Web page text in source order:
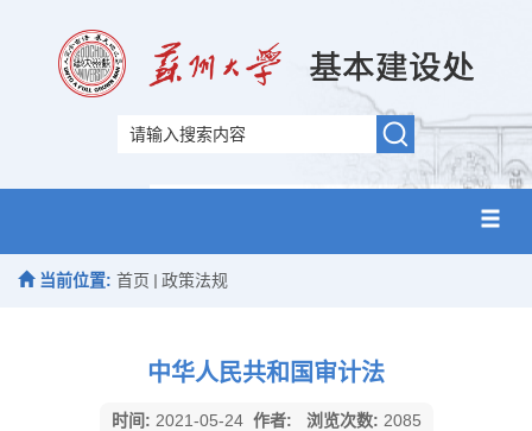
当前位置: 首页 政策法规
中华人民共和国审计法
时间: 2021-05-24 作者: 浏览次数: 2085